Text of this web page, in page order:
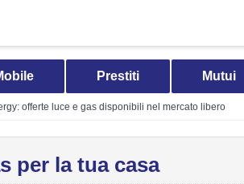
Prestiti Mutui
offerte luce e gas disponibili nel mercato libero
per la tua casa